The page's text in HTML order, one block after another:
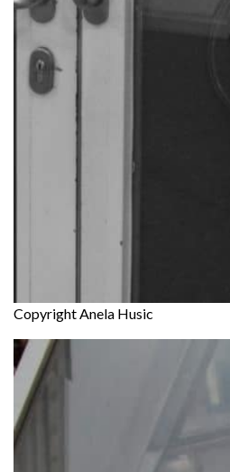
Copyright Anela Husic